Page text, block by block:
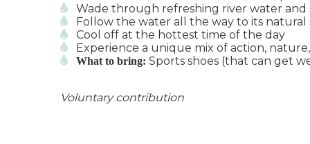
Wade through refreshing river water and
Follow the water all the way to its natural
Cool off at the hottest time of the day
Experience a unique mix of action,
What to bring: Sports shoes (that can get
Voluntary contribution